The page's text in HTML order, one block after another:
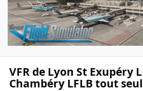
VFR de Lyon St Exupéry
Chambéry LFLB tout seul